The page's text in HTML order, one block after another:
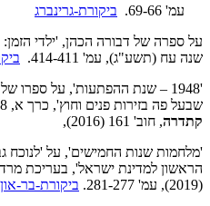
עמ' 69-66.
ביקורת-גרינברג
על ספרה של דבורה הכהן, 'ילדי הזמן: עליית
שנה עח (תשע"ג), עמ' 414-411.
'1948 – שנת ההפתעות', על
שבעל פה בזירות פנים וחוץ', כרך א, 1948, בעריכת יעקב ורינה שרת,
קתדרה, חוב' 161 (2016), עמ' 201-198.
'מלחמות שנות החמישים', על 'לנוכח
הראשון למדינת ישראל', בעריכת
(2019), עמ' 281-277.
ביקורת-בר-און